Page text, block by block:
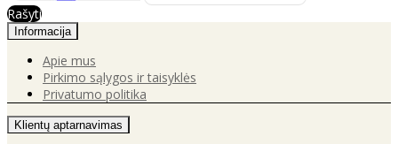
Rašyti
Informacija
Apie mus
Pirkimo sąlygos ir taisyklės
Privatumo politika
Klientų aptarnavimas